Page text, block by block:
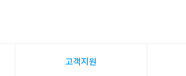
고객지원